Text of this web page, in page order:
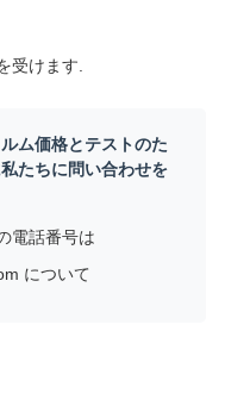
受けます.
ム価格とテストのた
たちに問い合わせを
電話番号は
について